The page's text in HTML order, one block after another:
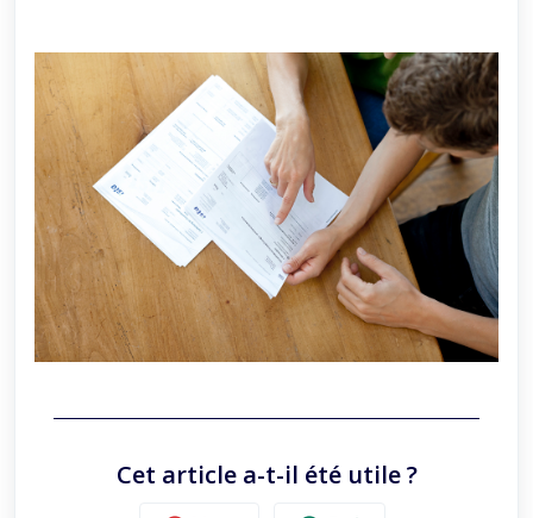
Cet article a-t-il été utile ?